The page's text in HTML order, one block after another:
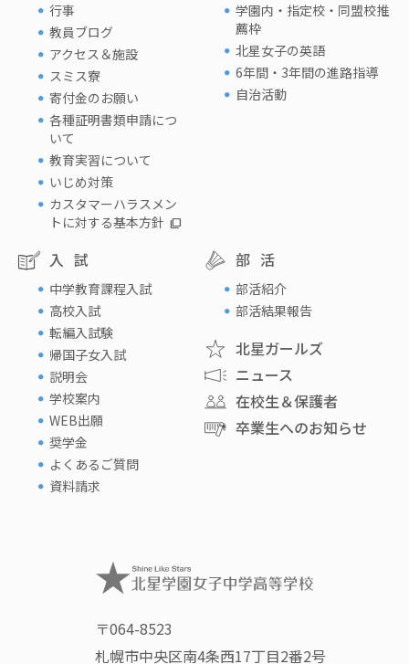
行事
教員ブログ
アクセス＆施設
スミス寮
寄付金のお願い
各種証明書類申請につ
いて
教育実習について
いじめ対策
カスタマーハラスメン
トに対する基本方針
学園内・指定校・同盟校推
薦枠
北星女子の英語
6年間・3年間の進路指導
自治活動
入試
中学教育課程入試
高校入試
転編入試験
帰国子女入試
説明会
学校案内
WEB出願
奨学金
よくあるご質問
資料請求
部活
部活紹介
部活結果報告
北星ガールズ
ニュース
在校生＆保護者
卒業生へのお知らせ
〒064-8523
札幌市中央区南4条西17丁目2番2号